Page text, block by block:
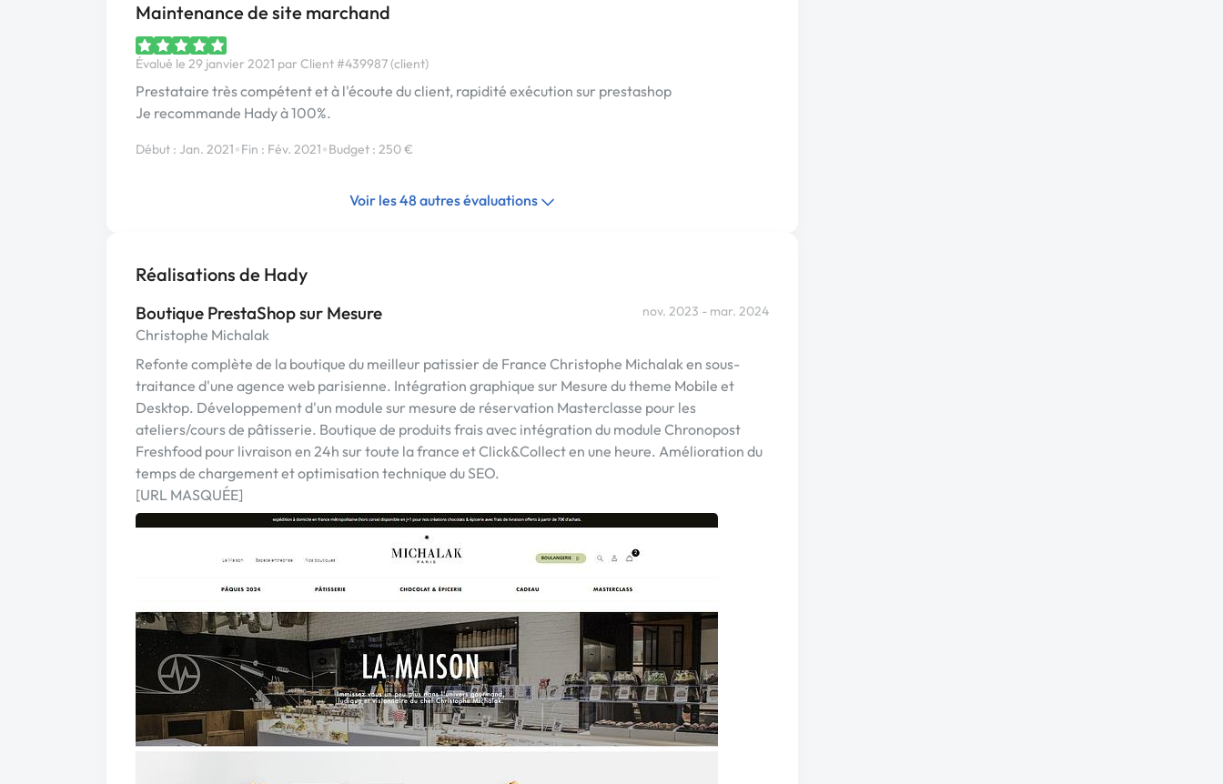
Maintenance de site marchand
Évalué le 29 janvier 2021 par Client #439987 (client)
Prestataire très compétent et à l'écoute du client, rapidité exécution sur prestashop
Je recommande Hady à 100%.
Début : Jan. 2021•Fin : Fév. 2021•Budget : 250 €
Voir les 48 autres évaluations
Réalisations de Hady
Boutique PrestaShop sur Mesure
Christophe Michalak
nov. 2023 - mar. 2024
Refonte complète de la boutique du meilleur patissier de France Christophe Michalak en sous-
traitance d'une agence web parisienne. Intégration graphique sur Mesure du theme Mobile et
Desktop. Développement d'un module sur mesure de réservation Masterclasse pour les
ateliers/cours de pâtisserie. Boutique de produits frais avec intégration du module Chronopost
Freshfood pour livraison en 24h sur toute la france et Click&Collect en une heure. Amélioration du
temps de chargement et optimisation technique du SEO.
[URL MASQUÉE]